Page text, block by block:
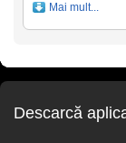
Mai mult...
Descarcă